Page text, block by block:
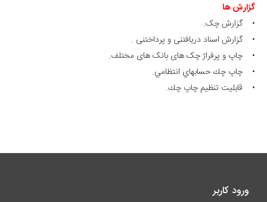
گزارش ها
• گزارش چک.
• گزارش اسناد دریافتنی و پرداختنی .
• چاپ و پرفراژ چک های بانک های مختلف.
• چاپ چك حسابهاي انتظامي.
• قابليت تنظيم چاپ چك.
ورود کاربر